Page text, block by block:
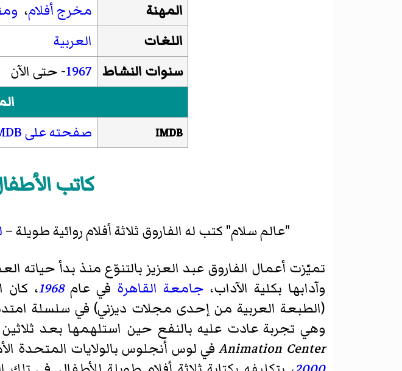
المهنة
مخرج أفلام،
اللغات
العربية
سنوات النشاط 1967- حتى الآن
IMDB صفحته على IMDB
كاتب
"عالم سلام" كتب له الفاروق ثلاثة أفلام روائية طويلة –
تميّزت أعمال الفاروق عبد العزيز بالتنوّع منذ بدأ حياته
وآدابها بكلية الآداب، جامعة القاهرة في عام1968، كان
(الطبعة العربية من إحدى مجلات ديزني) في سلسلة
وهي تجربة عادت عليه بالنفع حين استلهمها بعد
Animation Centerفي لوس أنجلوس بالولايات المتحدة